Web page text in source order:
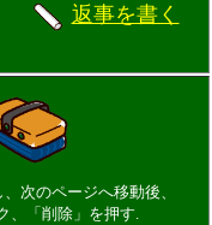
返事を書く
次のページへ移動後、
、「削除」を押す.